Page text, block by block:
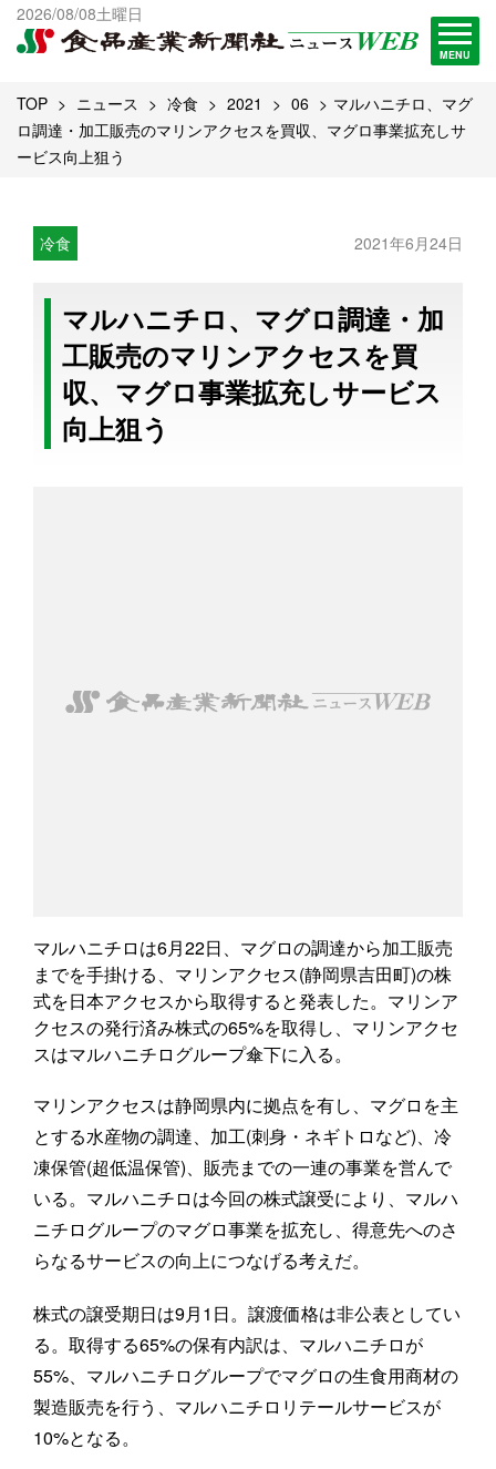
2026/08/08土曜日
MENU
出版物一覧へ
試読・購読申し込み
TOP ニュース 冷食 2021 06
マルハニチロ、マグ
ロ調達・加工販売のマリンアクセスを買収、マグロ事業拡充しサ
ービス向上狙う
冷食 2021年6月24日
マルハニチロ、マグロ調達・加
工販売のマリンアクセスを買
収、マグロ事業拡充しサービス
向上狙う
マルハニチロは6月22日、マグロの調達から加工販売
までを手掛ける、マリンアクセス(静岡県吉田町)の株
式を日本アクセスから取得すると発表した。マリンア
クセスの発行済み株式の65%を取得し、マリンアクセ
スはマルハニチログループ傘下に入る。
マリンアクセスは静岡県内に拠点を有し、マグロを主
とする水産物の調達、加工(刺身・ネギトロなど)、冷
凍保管(超低温保管)、販売までの一連の事業を営んで
いる。マルハニチロは今回の株式譲受により、マルハ
ニチログループのマグロ事業を拡充し、得意先へのさ
らなるサービスの向上につなげる考えだ。
株式の譲受期日は9月1日。譲渡価格は非公表としてい
る。取得する65%の保有内訳は、マルハニチロが
55%、マルハニチログループでマグロの生食用商材の
製造販売を行う、マルハニチロリテールサービスが
10%となる。